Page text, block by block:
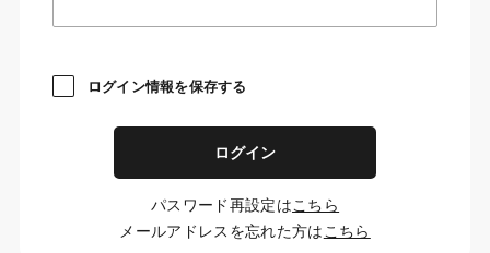
ログイン情報を保存する
ログイン
パスワード再設定はこちら
メールアドレスを忘れた方は こちら